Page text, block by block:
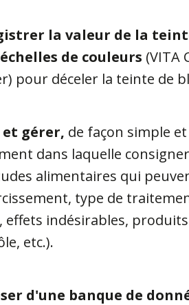
la valeur de la
de couleurs (VITA
pour déceler la teinte de
gérer, de façon simple
dans laquelle
alimentaires qui
type de
effets indésirables,
etc.).
d'une banque de